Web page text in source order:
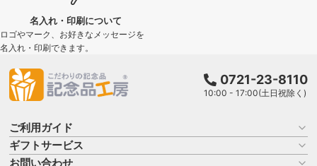
名入れ・印刷について
ロゴやマーク、お好きなメッセージを
名入れ・印刷できます。
0721-23-8110
10:00 - 17:00(土日祝除く)
ご利用ガイド
お買い物ガイド
よくある質問
ギフトサービス
名入れについて
お問い合わせ